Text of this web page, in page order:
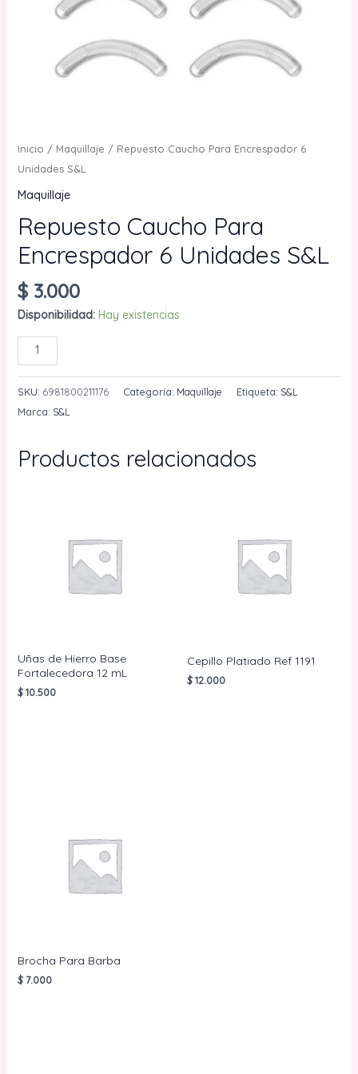
Inicio / Maquillaje / Repuesto Caucho Para Encrespador 6
Unidades S&L
Maquillaje
Repuesto Caucho Para
Encrespador 6 Unidades S&L
$3.000
Disponibilidad: Hay existencias
Repuesto
Caucho
Para
Encrespador
S&L
SKU: 6981800211176 Categoría: Maquillaje Etiqueta: S&L
Marca: S&L
Productos relacionados
Uñas de Hierro Base
Fortalecedora 12 mL
$10.500
Cepillo Platiado Ref 1191
$12.000
Brocha Para Barba
$7.000